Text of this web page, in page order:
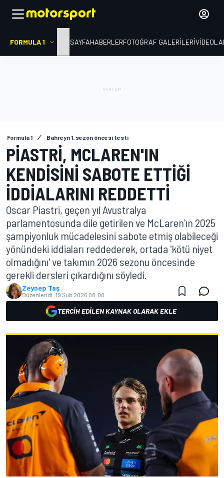
FORMULA 1 ANA SAYFAHABERLERFOTOĞRAF GALERILERI
Formula 1 Bahreyn 1. sezon öncesi testi
PIASTRI, MCLAREN'IN
KENDISINI SABOTE ETTIĞI
IDDIALARINI REDDETTI
Oscar Piastri, geçen yıl Avustralya
parlamentosunda dile getirilen ve McLaren'ın 2025
şampiyonluk mücadelesini sabote etmiş olabileceği
yönündeki iddiaları reddederek, ortada 'kötü niyet
olmadığını' ve takımın 2026 sezonu öncesinde
gerekli dersleri çıkardığını söyledi.
Zeynep Taş
Düzenlendi: 19 Şub 2026 08:00
TERCIH EDILEN KAYNAK OLARAK EKLE